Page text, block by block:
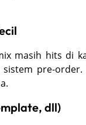
masih hits di
pre-
dll)